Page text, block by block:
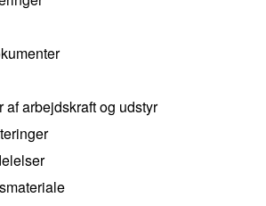
af arbejdskraft og udstyr